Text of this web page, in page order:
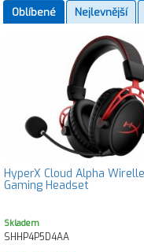
Oblíbené
Nejlevnější
HyperX Cloud Alpha
Gaming Headset
Skladem
SHHP4P5D4AA